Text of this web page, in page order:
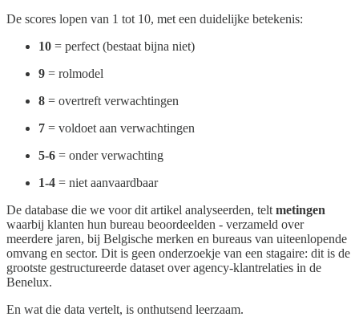
De scores lopen van 1 tot 10, met een duidelijke betekenis:
10 = perfect (bestaat bijna niet)
9 = rolmodel
8 = overtreft verwachtingen
7 = voldoet aan verwachtingen
5-6 = onder verwachting
1-4 = niet aanvaardbaar
De database die we voor dit artikel analyseerden, telt metingen
waarbij klanten hun bureau beoordeelden - verzameld over
meerdere jaren, bij Belgische merken en bureaus van uiteenlopende
omvang en sector. Dit is geen onderzoekje van een stagaire: dit is de
grootste gestructureerde dataset over agency-klantrelaties in de
Benelux.
En wat die data vertelt, is onthutsend leerzaam.